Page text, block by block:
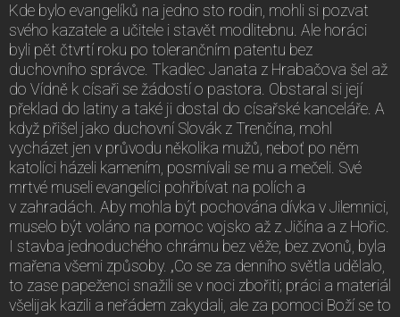
Kde bylo evangelíků na jedno sto rodin, mohli si pozvat
svého kazatele a učitele i stavět modlitebnu. Ale horáci
byli pět čtvrtí roku po tolerančním patentu bez
duchovního správce. Tkadlec Janata z Hrabačova šel až
do Vídně k císaři se žádostí o pastora. Obstaral si její
překlad do latiny a také ji dostal do císařské kanceláře. A
když přišel jako duchovní Slovák z Trenčína, mohl
vycházet jen v průvodu několika mužů, neboť po něm
katolíci házeli kamením, posmívali se mu a mečeli. Své
mrtvé museli evangelíci pohřbívat na polích a
v zahradách. Aby mohla být pochována dívka v Jilemnici,
muselo být voláno na pomoc vojsko až z Jičína a z Hořic.
I stavba jednoduchého chrámu bez věže, bez zvonů, byla
mařena všemi způsoby. „Co se za denního světla udělalo,
to zase papeženci snažili se v noci zbořiti; práci a materiál
všelijak kazili a neřádem zakydali, ale za pomoci Boží se to